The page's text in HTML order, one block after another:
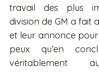
travail des plus
division de GM a fait
et leur annonce
peux qu’en
véritablement